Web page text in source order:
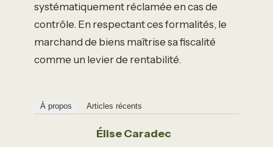
systématiquement réclamée en cas de
contrôle. En respectant ces formalités, le
marchand de biens maîtrise sa fiscalité
comme un levier de rentabilité.
À propos Articles récents
Élise Caradec